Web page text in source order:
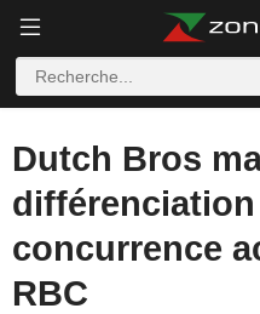
Dutch Bros
concurrence
RBC